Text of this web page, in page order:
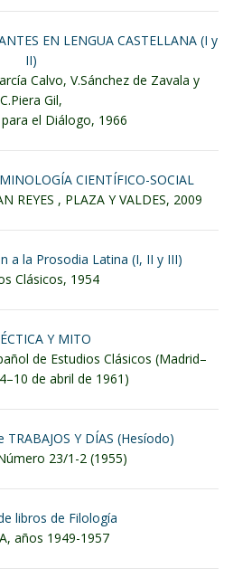
EN LENGUA CASTELLANA (I y
II)
Calvo, V.Sánchez de Zavala y
C.Piera Gil,
el Diálogo, 1966
CIENTÍFICO-SOCIAL
REYES , PLAZA Y VALDES, 2009
a la Prosodia Latina (I, II y III)
Clásicos, 1954
Y MITO
de Estudios Clásicos (Madrid–
de abril de 1961)
Y DÍAS (Hesíodo)
23/1-2 (1955)
libros de Filología
años 1949-1957